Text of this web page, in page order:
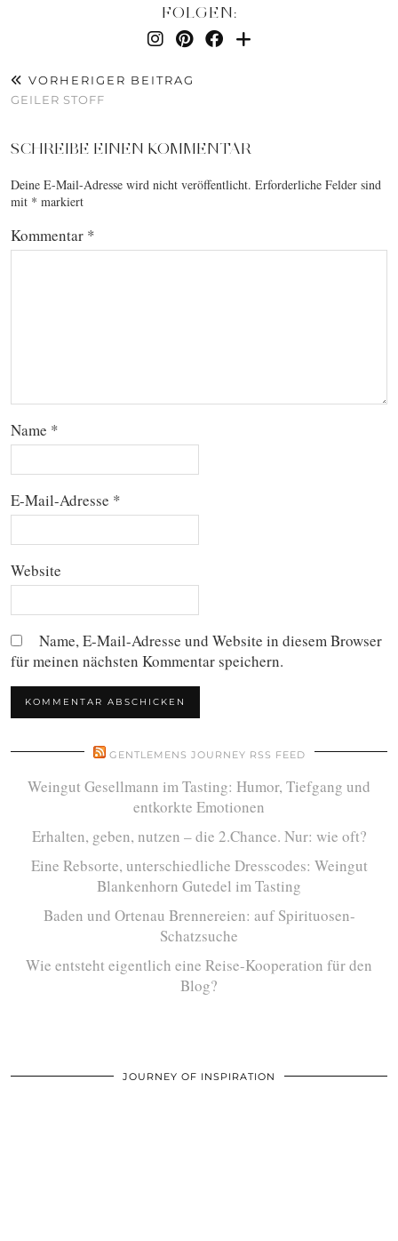
FOLGEN:
VORHERIGER BEITRAG
GEILER STOFF
SCHREIBE EINEN KOMMENTAR
Deine E-Mail-Adresse wird nicht veröffentlicht. Erforderliche Felder sind
mit * markiert
Kommentar *
Name *
E-Mail-Adresse *
Website
Name, E-Mail-Adresse und Website in diesem Browser
für meinen nächsten Kommentar speichern.
GENTLEMENS JOURNEY RSS FEED
Weingut Gesellmann im Tasting: Humor, Tiefgang und
entkorkte Emotionen
Erhalten, geben, nutzen – die 2.Chance. Nur: wie oft?
Eine Rebsorte, unterschiedliche Dresscodes: Weingut
Blankenhorn Gutedel im Tasting
Baden und Ortenau Brennereien: auf Spirituosen-
Schatzsuche
Wie entsteht eigentlich eine Reise-Kooperation für den
Blog?
JOURNEY OF INSPIRATION